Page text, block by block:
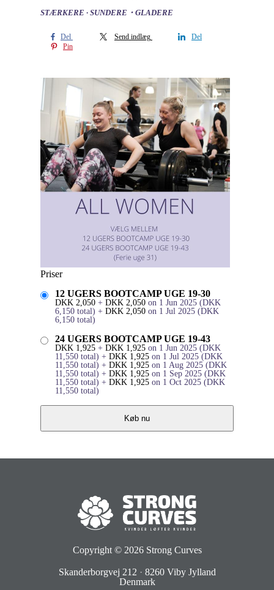
STÆRKERE ∙ SUNDERE・GLADERE
Del Send indlæg
Del
Pin
Priser
12 UGERS BOOTCAMP UGE 19-30
DKK 2,050 + DKK 2,050 on 1 Jun 2025 (DKK
6,150 total) + DKK 2,050 on 1 Jul 2025 (DKK
6,150 total)
24 UGERS BOOTCAMP UGE 19-43
DKK 1,925 + DKK 1,925 on 1 Jun 2025 (DKK
11,550 total) + DKK 1,925 on 1 Jul 2025 (DKK
11,550 total) + DKK 1,925 on 1 Aug 2025 (DKK
11,550 total) + DKK 1,925 on 1 Sep 2025 (DKK
11,550 total) + DKK 1,925 on 1 Oct 2025 (DKK
11,550 total)
Køb nu
Copyright © 2026 Strong Curves
Skanderborgvej 212 · 8260 Viby Jylland
Denmark